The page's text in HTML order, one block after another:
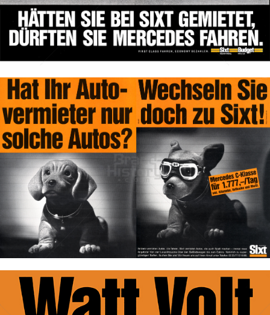
Bild-ID: 69350
SIXT Autovermietung e-Sixt GmbH & Co. KG 1996
Bild-ID: 31075